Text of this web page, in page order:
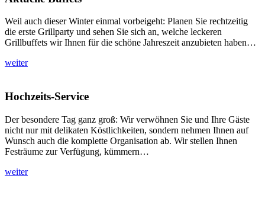
Weil auch dieser Winter einmal vorbeigeht: Planen Sie rechtzeitig
die erste Grillparty und sehen Sie sich an, welche leckeren
Grillbuffets wir Ihnen für die schöne Jahreszeit anzubieten haben…
weiter
Hochzeits-Service
Der besondere Tag ganz groß: Wir verwöhnen Sie und Ihre Gäste
nicht nur mit delikaten Köstlichkeiten, sondern nehmen Ihnen auf
Wunsch auch die komplette Organisation ab. Wir stellen Ihnen
Festräume zur Verfügung, kümmern…
weiter